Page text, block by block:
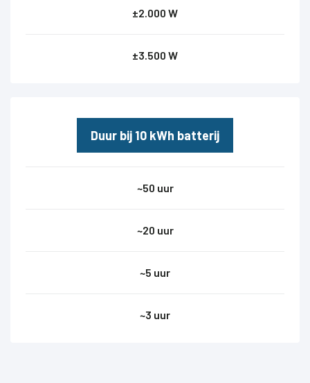
±2.000 W
±3.500 W
Duur bij 10 kWh batterij
~50 uur
~20 uur
~5 uur
~3 uur